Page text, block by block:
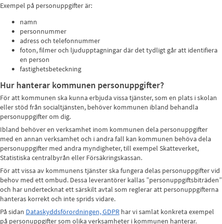
Exempel på personuppgifter är:
namn
personnummer
adress och telefonnummer
foton, filmer och ljudupptagningar där det tydligt går att identifiera
en person
fastighetsbeteckning
Hur hanterar kommunen personuppgifter?
För att kommunen ska kunna erbjuda vissa tjänster, som en plats i skolan
eller stöd från socialtjänsten, behöver kommunen ibland behandla
personuppgifter om dig.
Ibland behöver en verksamhet inom kommunen dela personuppgifter
med en annan verksamhet och i andra fall kan kommunen behöva dela
personuppgifter med andra myndigheter, till exempel Skatteverket,
Statistiska centralbyrån eller Försäkringskassan.
För att vissa av kommunens tjänster ska fungera delas personuppgifter vid
behov med ett ombud. Dessa leverantörer kallas ”personuppgiftsbiträden”
och har undertecknat ett särskilt avtal som reglerar att personuppgifterna
hanteras korrekt och inte sprids vidare.
På sidan Dataskyddsförordningen, GDPR har vi samlat konkreta exempel
på personuppgifter som olika verksamheter i kommunen hanterar.